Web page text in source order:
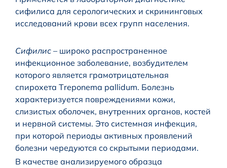
сифилиса для серологических и скрининговых
исследований крови всех групп населения.
Сифилис – широко распространенное
инфекционное заболевание, возбудителем
которого является грамотрицательная
спирохета Тrероnеmа pallidum. Болезнь
характеризуется повреждениями кожи,
слизистых оболочек, внутренних органов, костей
и нервной системы. Это системная инфекция,
при которой периоды активных проявлений
болезни чередуются со скрытыми периодами.
В качестве анализируемого образца